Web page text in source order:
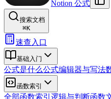
Notion 公式
搜索文档
⌘K
速查入口
基础入门
公式是什么公式编辑器与写法
函数索引
全部函数索引 逻辑与判断函数